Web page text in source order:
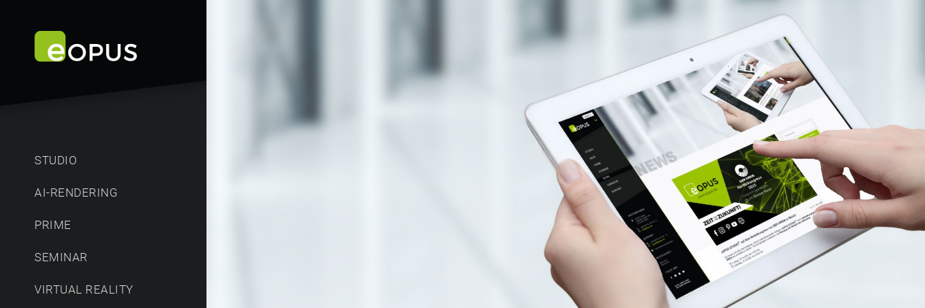
STUDIO
AI-RENDERING
PRIME
SEMINAR
VIRTUAL REALITY